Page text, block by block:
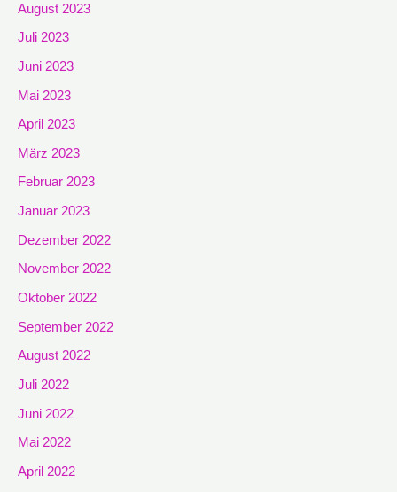
August 2023
Juli 2023
Juni 2023
Mai 2023
April 2023
März 2023
Februar 2023
Januar 2023
Dezember 2022
November 2022
Oktober 2022
September 2022
August 2022
Juli 2022
Juni 2022
Mai 2022
April 2022